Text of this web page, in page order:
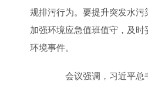
规排污行为。要提升突发水污
加强环境应急值班值守，及
环境事件。
会议强调，习近平总